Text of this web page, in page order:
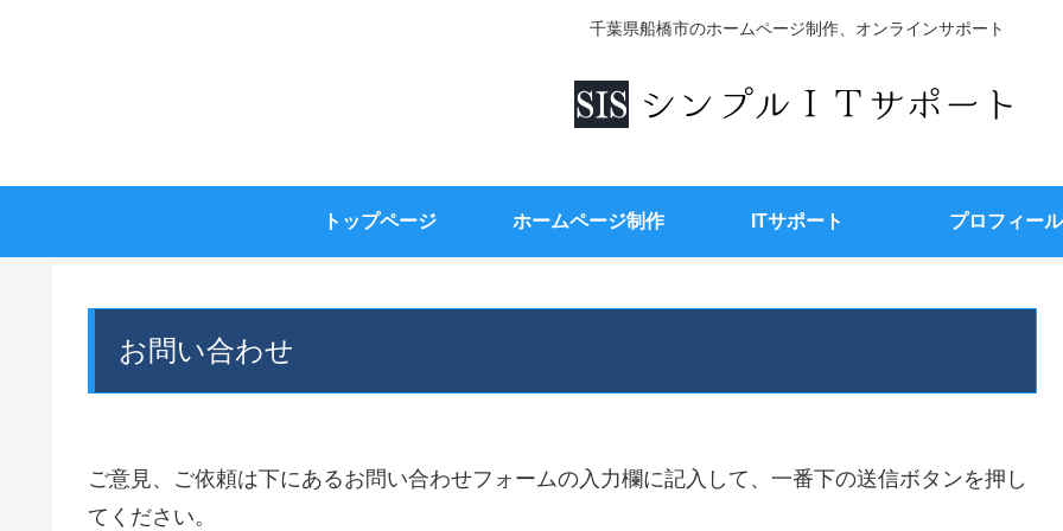
千葉県船橋市のホームページ制作、オンラインサポート
トップページ ホームページ制作 ITサポート プロフィール
お問い合わせ
ご意見、ご依頼は下にあるお問い合わせフォームの入力欄に記入して、一番下の送信ボタンを押し
てください。